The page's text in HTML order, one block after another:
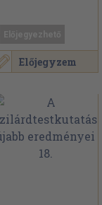
Előjegyzem